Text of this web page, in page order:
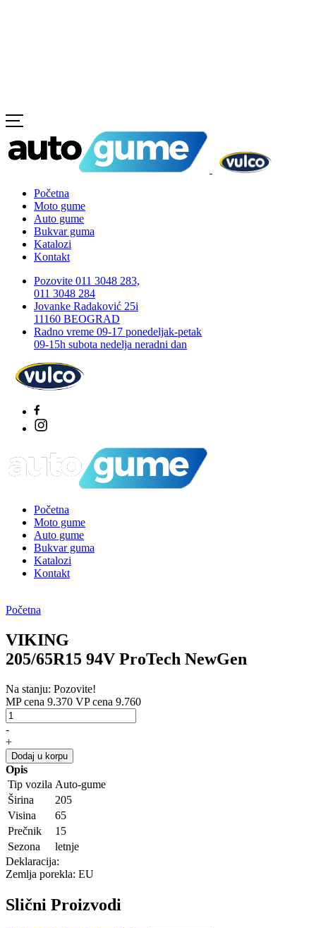
Početna
Moto gume
Auto gume
Bukvar guma
Katalozi
Kontakt
Pozovite 011 3048 283,
011 3048 284
Jovanke Radaković 25i
11160 BEOGRAD
Radno vreme 09-17 ponedeljak-petak
09-15h subota nedelja neradni dan
Početna
Moto gume
Auto gume
Bukvar guma
Katalozi
Kontakt
Početna
VIKING
205/65R15 94V ProTech NewGen
Na stanju: Pozovite!
MP cena 9.370 VP cena 9.760
-
+
Dodaj u korpu
Opis
Tip vozila Auto-gume
Širina
205
Visina
65
Prečnik
15
Sezona
letnje
Deklaracija:
Zemlja porekla: EU
Slični Proizvodi